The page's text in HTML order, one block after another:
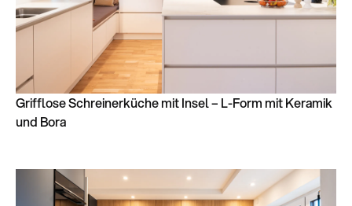
Grifflose Schreinerküche mit Insel – L-Form mit Keramik
und Bora